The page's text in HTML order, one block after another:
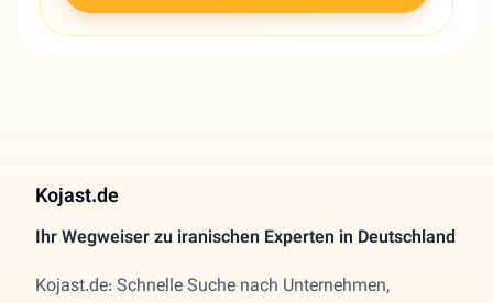
Kojast.de
Ihr Wegweiser zu iranischen Experten in Deutschland
Kojast.de: Schnelle Suche nach Unternehmen,